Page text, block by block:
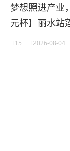
梦想照进产业
元杯】丽水站
15 2026-08-04